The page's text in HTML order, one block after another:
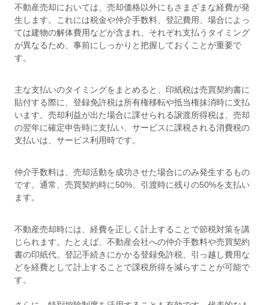
不動産売却においては、売却価格以外にもさまざまな経費が発
生します。これには税金や仲介手数料、登記費用、場合によっ
ては建物の解体費用などが含まれ、それぞれ支払うタイミング
が異なるため、事前にしっかりと把握しておくことが重要で
す。
主な支払いのタイミングをまとめると、印紙税は売買契約書に
貼付する際に、登録免許税は所有権移転や抵当権抹消時に支払
います。売却利益が出た場合に課せられる譲渡所得税は、売却
の翌年に確定申告時に支払い、サービスに課税される消費税の
支払いは、サービス利用時です。
仲介手数料は、売却活動を成功させた場合にのみ発生するもの
です。通常、売買契約時に50%、引渡時に残りの50%を支払い
ます。
不動産売却時には、経費を正しく計上することで節税対策を講
じられます。たとえば、不動産会社への仲介手数料や売買契約
書の印紙代、登記手続きにかかる登録免許税、引っ越し費用な
どを経費として計上することで課税所得を減らすことが可能で
す。